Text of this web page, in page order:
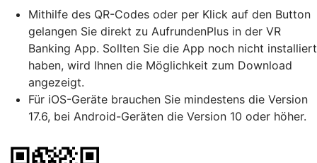
Mithilfe des QR-Codes oder per Klick auf den Button
gelangen Sie direkt zu AufrundenPlus in der VR
Banking App. Sollten Sie die App noch nicht installiert
haben, wird Ihnen die Möglichkeit zum Download
angezeigt.
Für iOS-Geräte brauchen Sie mindestens die Version
17.6, bei Android-Geräten die Version 10 oder höher.